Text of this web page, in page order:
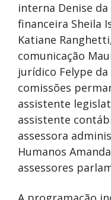
interna Denise
financeira Sheila
Katiane
comunicação
jurídico Felype da
comissões
assistente
assistente
assessora
Humanos
assessores